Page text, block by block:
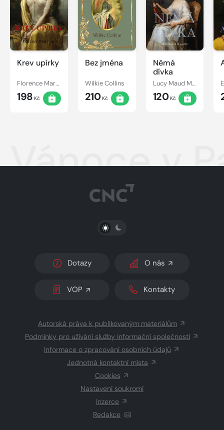
Krev upírky
Florence Marryat
198 Kč
Bez jména
Wilkie Collins
210Kč
Němá
dívka
Lucy Maud Montgomery
120Kč
Vánoce v
PŘEPNOUT SVĚTLÝ/TMAVÝ REŽIM
Dotazy O nás
VOP Kontakty
Autorská práva k publikovaným materiálům
Podmínky pro užívání služby informační společnosti
Informace o zpracování osobních údajů
Jednotná kontaktní místa
Cookies
Nastavení soukromí
Inzerce
Redakce